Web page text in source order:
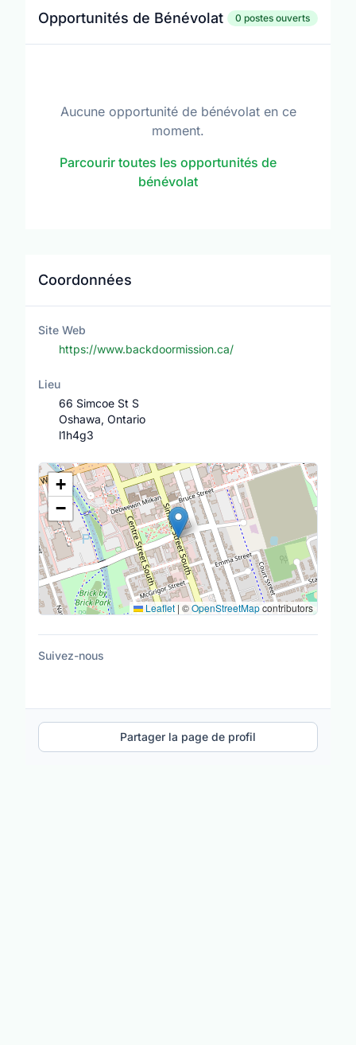
Opportunités de Bénévolat 0 postes ouverts
Aucune opportunité de bénévolat en ce
moment.
Parcourir toutes les opportunités de
bénévolat
Coordonnées
Site Web
https://www.backdoormission.ca/
Lieu
66 Simcoe St S
Oshawa, Ontario
l1h4g3
Lieu
+
−
Leaflet | ©OpenStreetMapcontributors
Suivez-nous
Partager la page de profil